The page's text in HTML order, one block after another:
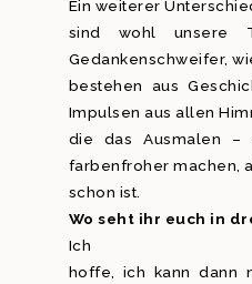
Ein weiterer
sind wohl unsere
Gedankenschweifer,
bestehen aus
Impulsen aus allen
die das Ausmalen
farbenfroher machen,
schon ist.
Wo seht ihr euch in
Ich
hoffe, ich kann dann